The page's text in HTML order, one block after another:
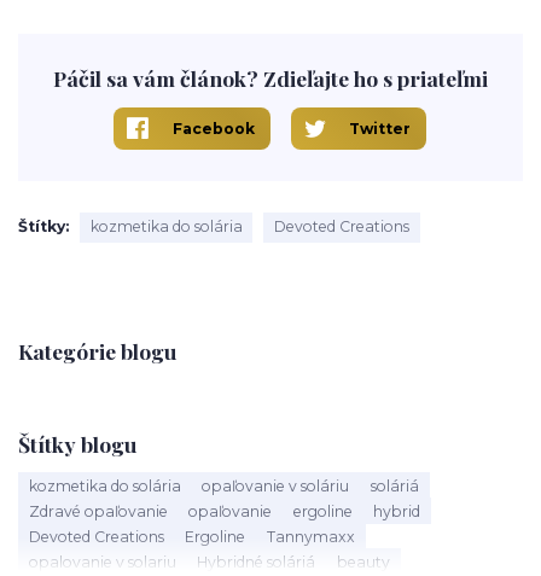
Kategórie blogu
Štítky blogu
kozmetika do solária opaľovanie v soláriu
soláriá
Zdravé opaľovanie
opaľovanie ergoline
hybrid
Devoted Creations
Ergoline
Tannymaxx
opalovanie v solariu
Hybridné soláriá
beauty
Páčil sa vám článok? Zdieľajte ho s priateľmi
Facebook Twitter
Štítky kozmetika do solária Devoted Creations